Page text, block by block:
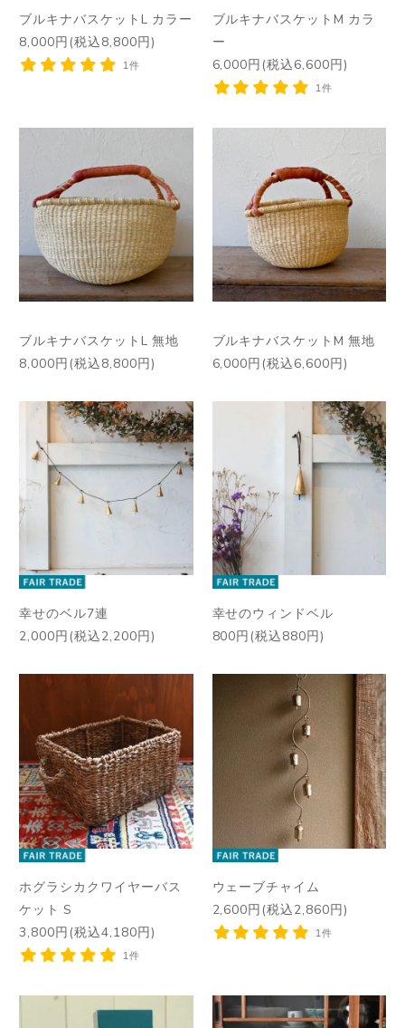
ブルキナバスケットL カラー
8,000円(税込8,800円)
1件
ブルキナバスケットM カラ
ー
6,000円(税込6,600円)
1件
ブルキナバスケットL 無地
8,000円(税込8,800円)
ブルキナバスケットM 無地
6,000円(税込6,600円)
幸せのベル7連
2,000円(税込2,200円)
幸せのウィンドベル
800円(税込880円)
ホグラシカクワイヤーバス
ケット S
3,800円(税込4,180円)
1件
ウェーブチャイム
2,600円(税込2,860円)
1件